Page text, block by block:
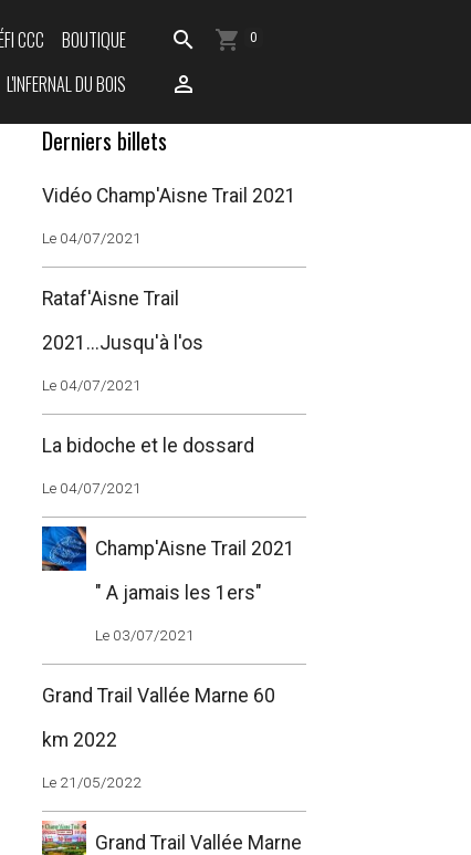
CCC
BOUTIQUE
L'INFERNAL DU BOIS
0
Derniers billets
Vidéo Champ'Aisne Trail 2021
Le 04/07/2021
Rataf'Aisne Trail
2021...Jusqu'à l'os
Le 04/07/2021
La bidoche et le dossard
Le 04/07/2021
Champ'Aisne Trail 2021
" A jamais les 1ers"
Le 03/07/2021
Grand Trail Vallée Marne 60
km 2022
Le 21/05/2022
Grand Trail Vallée Marne